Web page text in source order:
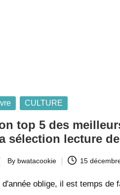
CULTURE
top 5 des
sélection lecture de
By bwatacookie 15
d'année oblige, il est temps de